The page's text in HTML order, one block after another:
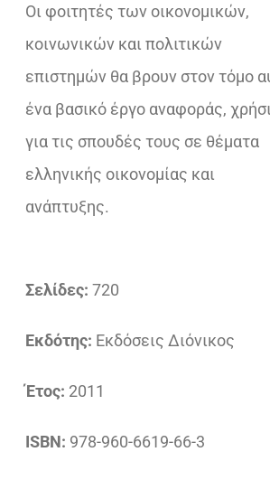
Οι φοιτητές των οικονομικών,
κοινωνικών και πολιτικών
επιστημών θα βρουν στον τόμο
ένα βασικό έργο αναφοράς,
για τις σπουδές τους σε θέματα
ελληνικής οικονομίας και
ανάπτυξης.
Σελίδες: 720
Εκδότης: Εκδόσεις Διόνικος
Έτος: 2011
ISBN: 978-960-6619-66-3